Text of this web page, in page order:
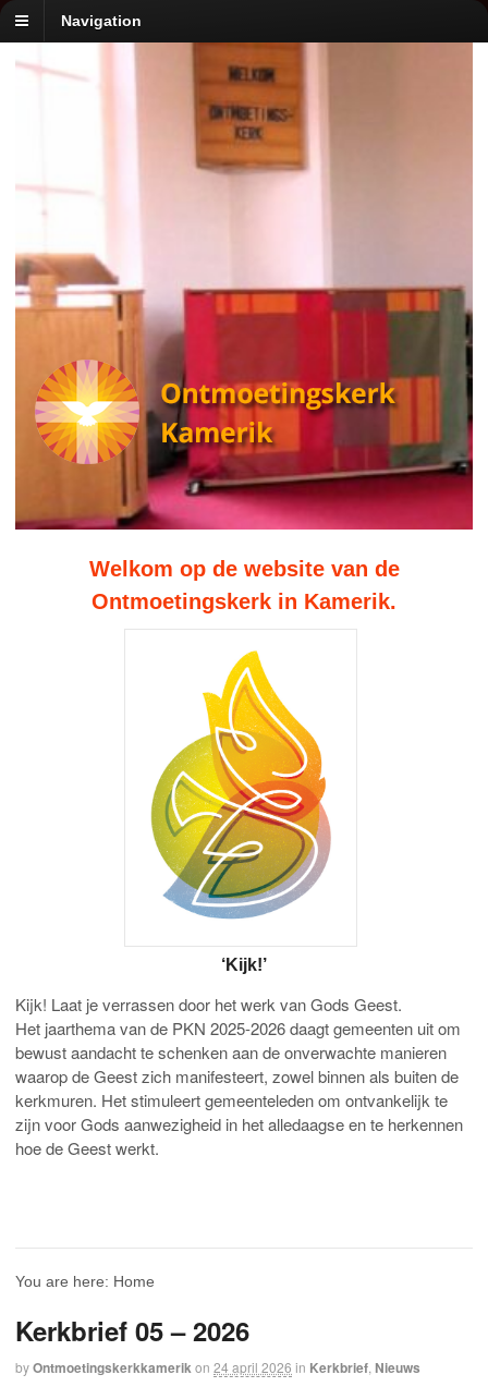
Navigation
Welkom op de website van de
Ontmoetingskerk in Kamerik.
‘Kijk!’
Kijk! Laat je verrassen door het werk van Gods Geest.
Het jaarthema van de PKN 2025-2026 daagt gemeenten uit om
bewust aandacht te schenken aan de onverwachte manieren
waarop de Geest zich manifesteert, zowel binnen als buiten de
kerkmuren. Het stimuleert gemeenteleden om ontvankelijk te
zijn voor Gods aanwezigheid in het alledaagse en te herkennen
hoe de Geest werkt.
You are here: Home
Kerkbrief 05 – 2026
byOntmoetingskerkkamerikon 24 april 2026 in Kerkbrief Nieuws